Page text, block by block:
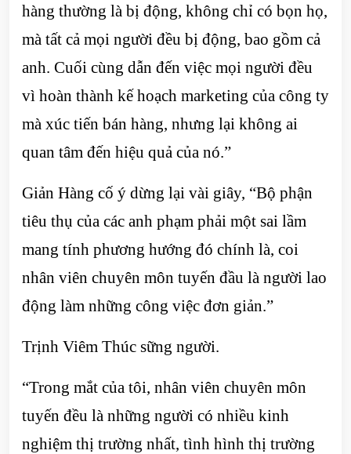
hàng thường là bị động, không chỉ có bọn họ,
mà tất cả mọi người đều bị động, bao gồm cả
anh. Cuối cùng dẫn đến việc mọi người đều
vì hoàn thành kế hoạch marketing của công ty
mà xúc tiến bán hàng, nhưng lại không ai
quan tâm đến hiệu quả của nó.”
Giản Hàng cố ý dừng lại vài giây, “Bộ phận
tiêu thụ của các anh phạm phải một sai lầm
mang tính phương hướng đó chính là, coi
nhân viên chuyên môn tuyến đầu là người lao
động làm những công việc đơn giản.”
Trịnh Viêm Thúc sững người.
“Trong mắt của tôi, nhân viên chuyên môn
tuyến đều là những người có nhiều kinh
nghiệm thị trường nhất, tình hình thị trường